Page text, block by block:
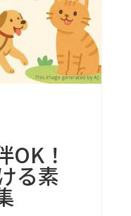
OK！
る素